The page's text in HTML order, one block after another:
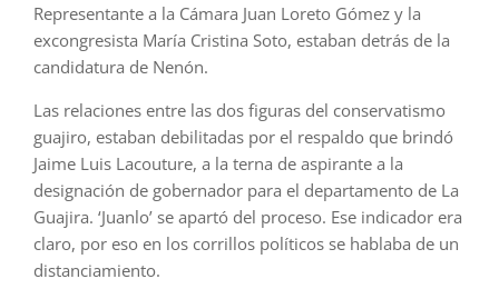
Representante a la Cámara Juan Loreto Gómez y la
excongresista María Cristina Soto, estaban detrás de la
candidatura de Nenón.
Las relaciones entre las dos figuras del conservatismo
guajiro, estaban debilitadas por el respaldo que brindó
Jaime Luis Lacouture, a la terna de aspirante a la
designación de gobernador para el departamento de La
Guajira. ‘Juanlo’ se apartó del proceso. Ese indicador era
claro, por eso en los corrillos políticos se hablaba de un
distanciamiento.